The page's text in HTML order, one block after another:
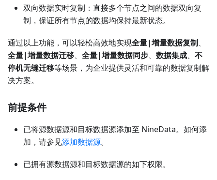
双向数据实时复制：直接多个节点之间的数据双向复
制，保证所有节点的数据均保持最新状态。
通过以上功能，可以轻松高效地实现全量|增量数据复制、
全量|增量数据迁移、 全量|增量数据同步、 数据集成、 不
停机无缝迁移等场景，为企业提供灵活和可靠的数据复制解
决方案。
前提条件
已将源数据源和目标数据源添加至 NineData。如何添
加，请参见添加数据源。
已拥有源数据源和目标数据源的如下权限。